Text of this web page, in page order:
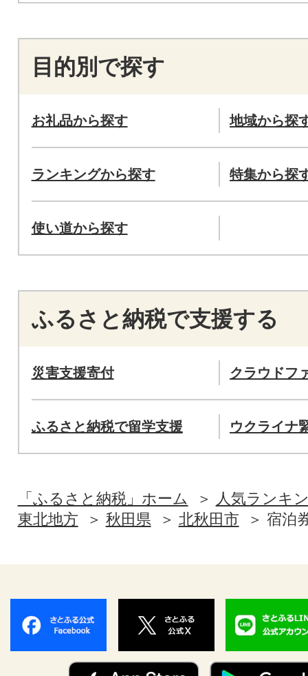
目的別で探す
お礼品から探す 地域から探
ランキングから探す 特集から探
使い道から探す
ふるさと納税で支援する
災害支援寄付 クラウドフ
ふるさと納税で留学支援 ウクライナ
「ふるさと納税」ホーム
人気ランキ
東北地方
秋田県 北秋田市 宿泊